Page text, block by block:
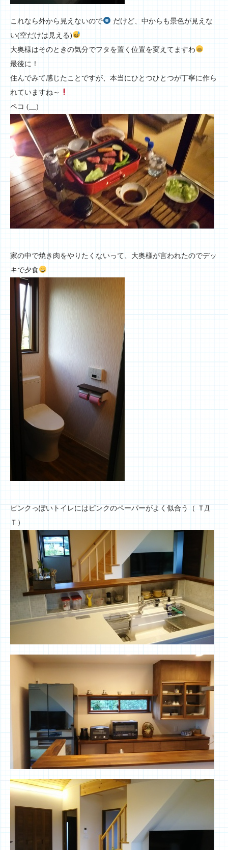
これなら外から見えないので
だけど、中からも景色が見えな
い(空だけは見える)
大奥様はそのときの気分でフタを置く位置を変えてますわ
最後に！
住んでみて感じたことですが、本当にひとつひとつが丁寧に作ら
れていますね～
ペコ (__)
家の中で焼き肉をやりたくないって、大奥様が言われたのでデッ
キで夕食
ピンクっぽいトイレにはピンクのペーパーがよく似合う（ ＴД
Ｔ）